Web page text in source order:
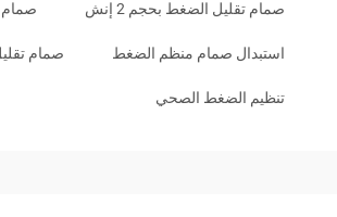
صمام تقليل الضغط بحجم 2 إنش صمام
استبدال صمام منظم الضغط صمام
تنظيم الضغط الصحي